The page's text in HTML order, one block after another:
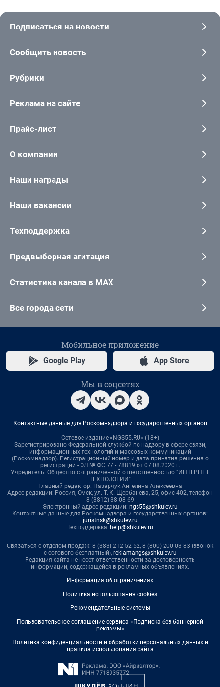
Подписаться на новости
Сообщить новость
Рубрики
Реклама на сайте
Прайс-лист
О компании
Наши награды
Наши вакансии
Техподдержка
Предвыборная агитация
Статистика канала в MAX
Все города сети
Мобильное приложение
Google Play App Store
Мы в соцсетях
Контактные данные для Роскомнадзора и государственных органов
Сетевое издание «NGS55.RU» (18+)
Зарегистрировано Федеральной службой по надзору в сфере связи,
информационных технологий и массовых коммуникаций
(Роскомнадзор). Регистрационный номер и дата принятия решения о
регистрации - ЭЛ № ФС 77 - 78819 от 07.08.2020 г.
Учредитель: Общество с ограниченной ответственностью "ИНТЕРНЕТ
ТЕХНОЛОГИИ"
Главный редактор: Назарчук Ангелина Алексеевна
Адрес редакции: Россия, Омск, ул. Т. К. Щербанева, 25, офис 402, телефон
8 (3812) 38-08-69
Электронный адрес редакции: ngs55@shkulev.ru
Контактные данные для Роскомнадзора и государственных органов:
juristnsk@shkulev.ru
Техподдержка: help@shkulev.ru
Связаться с отделом продаж: 8 (383) 212-52-52, 8 (800) 200-03-83 (звонок
с сотового бесплатный), reklamangs@shkulev.ru
Редакция сайта не несет ответственности за достоверность
информации, содержащейся в рекламных объявлениях.
Информация об ограничениях
Политика использования cookies
Рекомендательные системы
Пользовательское соглашение сервиса «Подписка без баннерной
рекламы»
Политика конфиденциальности и обработки персональных данных и
правила использования сайта